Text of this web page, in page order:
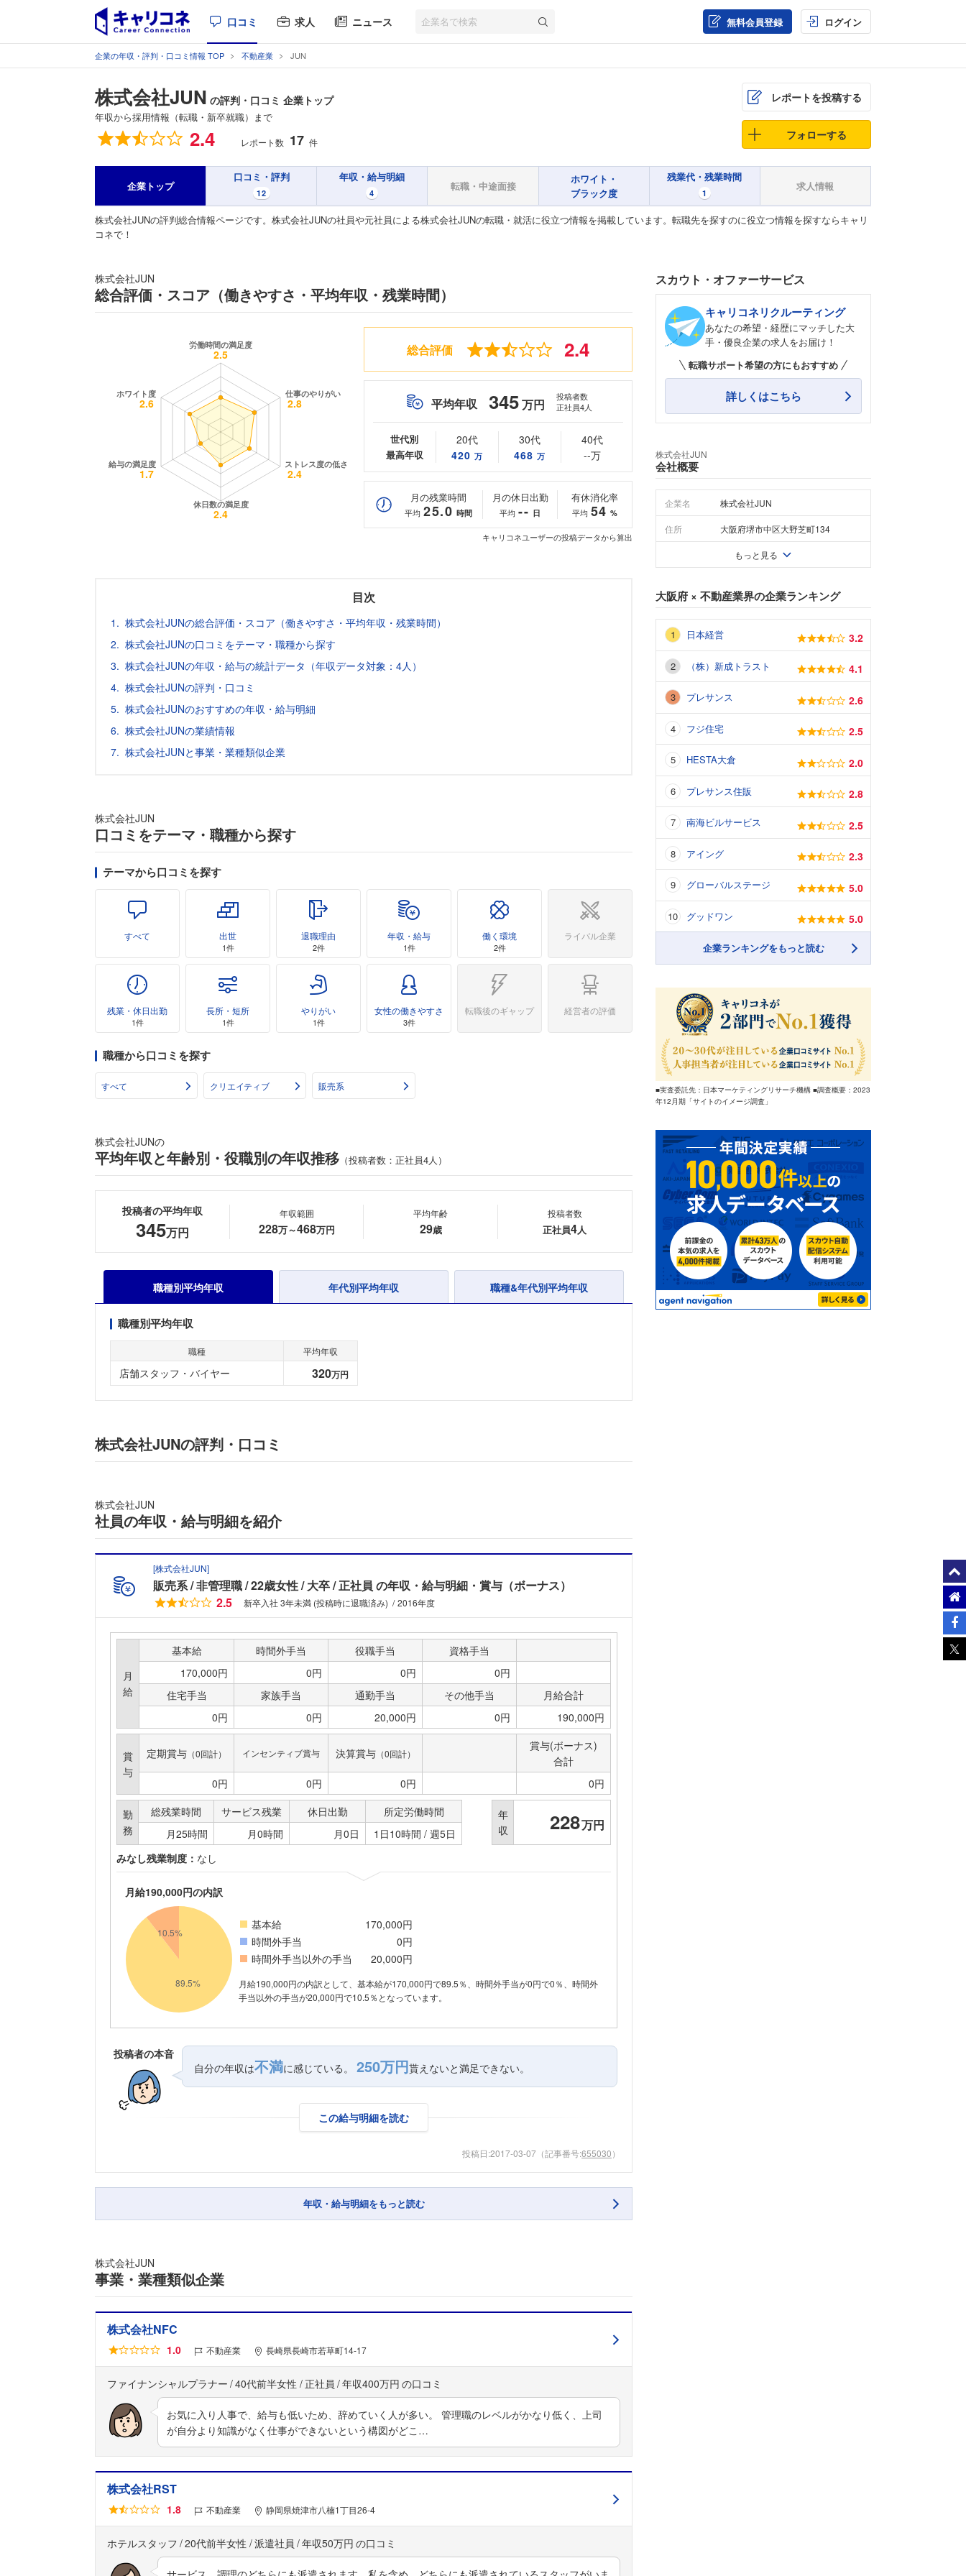
口コミ 求人 ニュース 無料会員登録 ログイン
企業の年収・評判・口コミ情報 TOP 不動産業 JUN
株式会社JUN の評判・口コミ 企業トップ
年収から採用情報（転職・新卒就職）まで
総合評価 2.4 レポート数 17 件
レポートを投稿する
フォローする
企業トップ
口コミ・評判
12
年収・給与明細
4
転職・中途面接
ホワイト・
ブラック度
残業代・残業時間
1
求人情報
株式会社JUNの評判総合情報ページです。株式会社JUNの社員や元社員による株式会社JUNの転職・就活に役立つ情報を掲載しています。転職先を探すのに役立つ情報を探すならキャリ
コネで！
フォローしました
株式会社JUN
総合評価・スコア（働きやすさ・平均年収・残業時間）
総合評価 2.4
平均年収 345万円
投稿者数
正社員4人
世代別
最高年収
20代
420 万
30代
468 万
40代
--万
月の残業時間
平均 25.0 時間
月の休日出勤
平均 -- 日
有休消化率
平均 54 %
キャリコネユーザーの投稿データから算出
目次
株式会社JUNの総合評価・スコア（働きやすさ・平均年収・残業時間）
株式会社JUNの口コミをテーマ・職種から探す
株式会社JUNの年収・給与の統計データ（年収データ対象：4人）
株式会社JUNの評判・口コミ
株式会社JUNのおすすめの年収・給与明細
株式会社JUNの業績情報
株式会社JUNと事業・業種類似企業
株式会社JUN
口コミをテーマ・職種から探す
テーマから口コミを探す
すべて 出世
1件
退職理由
2件
年収・給与
1件
働く環境
2件
ライバル企業
残業・休日出勤
1件
長所・短所
1件
やりがい
1件
女性の働きやすさ
3件
転職後のギャップ 経営者の評価
職種から口コミを探す
すべて クリエイティブ 販売系
株式会社JUNの
平均年収と年齢別・役職別の年収推移 （投稿者数：正社員4人）
投稿者の平均年収
345万円
年収範囲
228万～468万円
平均年齢
29歳
投稿者数
正社員4人
職種別平均年収 年代別平均年収 職種&年代別平均年収
職種別平均年収
職種 平均年収
店舗スタッフ・バイヤー 320万円
株式会社JUNの評判・口コミ
株式会社JUN
社員の年収・給与明細を紹介
[株式会社JUN]
販売系 非管理職 22歳女性 大卒 正社員 の年収・給与明細・賞与（ボーナス）
2.5
新卒入社 3年未満 (投稿時に退職済み) 2016年度
月
給
基本給 時間外手当 役職手当
資格手当
170,000円
0円 0円
0円
住宅手当
家族手当 通勤手当 その他手当
月給合計
0円
0円 20,000円 0円 190,000円
賞
与
定期賞与 （0回計） インセンティブ賞与 決算賞与（0回計）
賞与(ボーナス)
合計
0円
0円 0円 0円
勤
務
総残業時間 サービス残業 休日出勤
所定労働時間
月25時間
月0時間 月0日 1日10時間 / 週5日
年
収
228万円
みなし残業制度： なし
月給190,000円の内訳
基本給
170,000円
時間外手当
0円
時間外手当以外の手当
20,000円
月給190,000円の内訳として、基本給が170,000円で89.5％、時間外手当が0円で0％、時間外
手当以外の手当が20,000円で10.5％となっています。
投稿者の本音
自分の年収は不満に感じている。 250万円貰えないと満足できない。
この給与明細を読む
投稿日:2017-03-07 （記事番号:655030）
年収・給与明細をもっと読む
株式会社JUN
事業・業種類似企業
株式会社NFC
1.0 不動産業 長崎県長崎市若草町14-17
ファイナンシャルプラナー 40代前半女性 正社員 年収400万円
お気に入り人事で、給与も低いため、辞めていく人が多い。 管理職のレベルがかなり低く、上司
が自分より知識がなく仕事ができないという構図がどこ…
株式会社RST
1.8 不動産業 静岡県焼津市八楠1丁目26-4
ホテルスタッフ 20代前半女性 派遣社員 年収50万円
スカウト・オファーサービス
キャリコネリクルーティング
あなたの希望・経歴にマッチした大
手・優良企業の求人をお届け！
転職サポート希望の方にもおすすめ
詳しくはこちら
株式会社JUN
会社概要
企業名 株式会社JUN
住所 大阪府堺市中区大野芝町134
もっと見る
大阪府 × 不動産業界の企業ランキング
日本経営 3.2
（株）新成トラスト 4.1
プレサンス 2.6
フジ住宅 2.5
HESTA大倉 2.0
プレサンス住販 2.8
南海ビルサービス 2.5
アイング 2.3
グローバルステージ 5.0
グッドワン 5.0
企業ランキングをもっと読む
■実査委託先：日本マーケティングリサーチ機構 ■調査概要：2023
年12月期「サイトのイメージ調査」